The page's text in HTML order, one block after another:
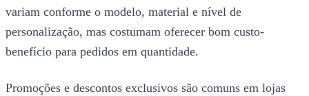
variam conforme o modelo, material e nível de
personalização, mas costumam oferecer bom custo-
benefício para pedidos em quantidade.
Promoções e descontos exclusivos são comuns em lojas